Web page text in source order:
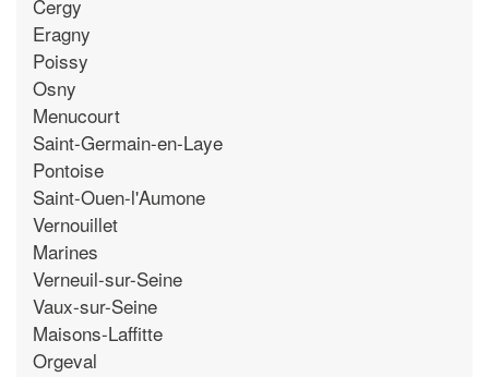
Cergy
Eragny
Poissy
Osny
Menucourt
Saint-Germain-en-Laye
Pontoise
Saint-Ouen-l'Aumone
Vernouillet
Marines
Verneuil-sur-Seine
Vaux-sur-Seine
Maisons-Laffitte
Orgeval